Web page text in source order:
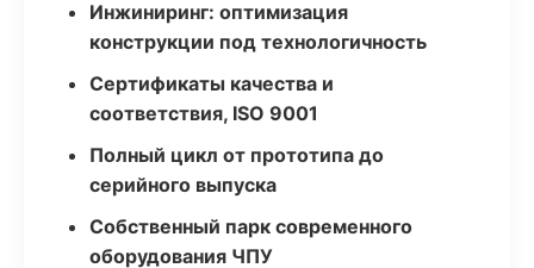
Инжиниринг: оптимизация
конструкции под технологичность
Сертификаты качества и
соответствия, ISO 9001
Полный цикл от прототипа до
серийного выпуска
Собственный парк современного
оборудования ЧПУ